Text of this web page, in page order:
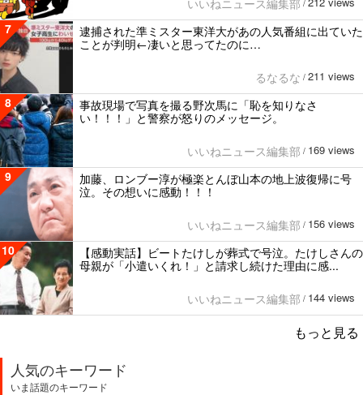
いいねニュース編集部 /
7
逮捕された準ミスター東洋大があの人気番組に出ていた
ことが判明←凄いと思ってたのに…
るなるな / 211 views
8
事故現場で写真を撮る野次馬に「恥を知りなさ
い！！！」と警察が怒りのメッセージ。
いいねニュース編集部 / 169 views
9
加藤、ロンブー淳が極楽とんぼ山本の地上波復帰に号
泣。その想いに感動！！！
いいねニュース編集部 / 156 views
10
【感動実話】ビートたけしが葬式で号泣。たけしさんの
母親が「小遣いくれ！」と請求し続けた理由に感...
いいねニュース編集部 / 144 views
もっと見る
人気のキーワード
いま話題のキーワード